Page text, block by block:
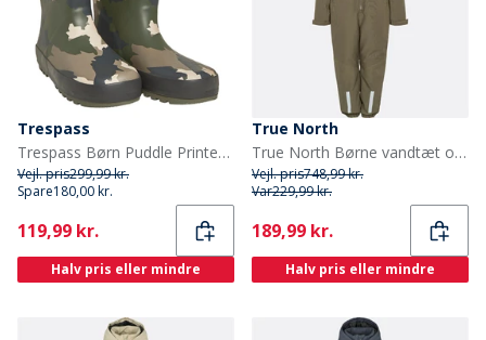
Trespass
Trespass Børn Puddle Printed Gummistøvler Grøn
Vejl. pris299,99 kr.
Spare180,00 kr.
Current
119,99 kr.
Halv pris eller mindre
True North
True North Børne vandtæt overall Oxford snefrakke tarmac
Vejl. pris748,99 kr.
Var229,99 kr.
Current
189,99 kr.
Halv pris eller mindre